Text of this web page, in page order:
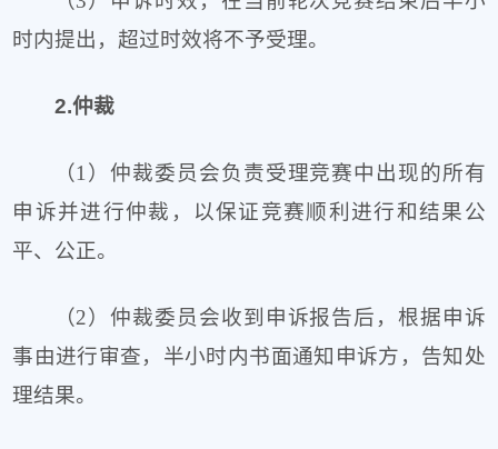
时内提出，超过时效将不予受理。
2.仲裁
（1）仲裁委员会负责受理竞赛中出现的所有
申诉并进行仲裁，以保证竞赛顺利进行和结果公
平、公正。
（2）仲裁委员会收到申诉报告后，根据申诉
事由进行审查，半小时内书面通知申诉方，告知处
理结果。